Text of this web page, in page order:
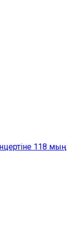
118 мың